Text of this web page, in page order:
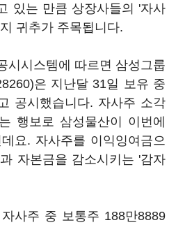
있는 만큼 상장사들의 '자사
귀추가 주목됩니다.
시시스템에 따르면 삼성그룹
은 지난달 31일 보유 중
공시했습니다. 자사주 소각
행보로 삼성물산이 이번에
요. 자사주를 이익잉여금으
자본금을 감소시키는 '감자
사주 중 보통주 188만8889